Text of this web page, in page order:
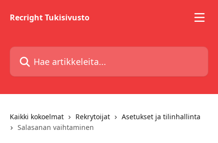
Recright Tukisivusto
Hae artikkeleita...
Kaikki kokoelmat Rekrytoijat
Asetukset ja tilinhallinta
Salasanan vaihtaminen